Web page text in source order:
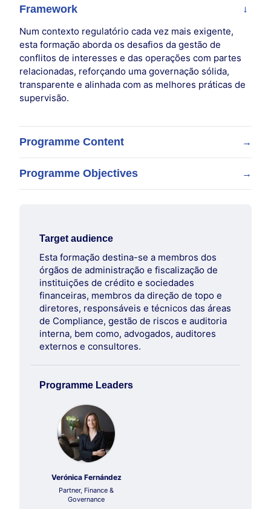
Framework →
Num contexto regulatório cada vez mais exigente,
esta formação aborda os desafios da gestão de
conflitos de interesses e das operações com partes
relacionadas, reforçando uma governação sólida,
transparente e alinhada com as melhores práticas de
supervisão.
Programme Content →
Conflitos de interesses e partes relacionadas:
enquadramento e relevância para a tomada de
Operações com partes relacionadas: requisitos,
processo decisório e critérios de robustez
Exposição em operações de crédito: limites
legais e principais condicionantes prudenciais
Identificação e classificação: uma abordagem
estruturada e consistente
Política de conflitos de interesses: requisitos,
implementação e valor na governação
Programme Objectives →
quadro mais amplo de governação e
accountability;
Identificar, de forma antecipada, situações
suscetíveis de levantar questões de
independência ou alinhamento de interesses;
Assegurar que decisões envolvendo partes
relacionadas são suportadas por procedimentos
robustos e defensáveis;
Compreender o papel dos órgãos de
administração na validação e supervisão destas
Aplicar critérios práticos de qualificação de
partes relacionadas e avaliação de influência;
Reforçar a capacidade de demonstrar, perante o
supervisor, uma abordagem consistente e bem
documentada.
Target audience
Esta formação destina-se a membros dos
órgãos de administração e fiscalização de
instituições de crédito e sociedades
financeiras, membros da direção de topo e
diretores, responsáveis e técnicos das áreas
de Compliance, gestão de riscos e auditoria
interna, bem como, advogados, auditores
externos e consultores.
Programme Leaders
Verónica Fernández
Partner, Finance &
Governance